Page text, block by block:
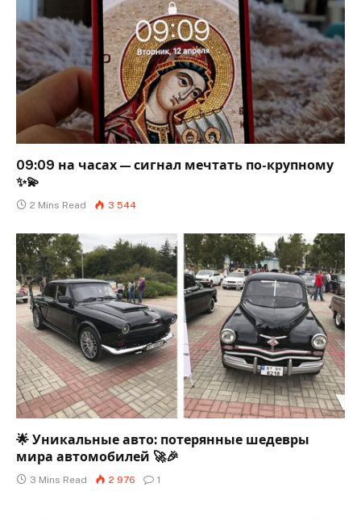
09:09 на часах — сигнал мечтать по-крупному
✨💫
2 Mins Read 3 544
🌟 Уникальные авто: потерянные шедевры
мира автомобилей 🚀🎉
3 Mins Read 2 976 1